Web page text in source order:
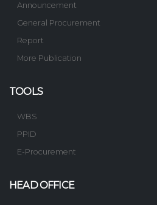
Announcement
General Procurement
Report
More Publication
TOOLS
WBS
PPID
E-Procurement
HEAD OFFICE